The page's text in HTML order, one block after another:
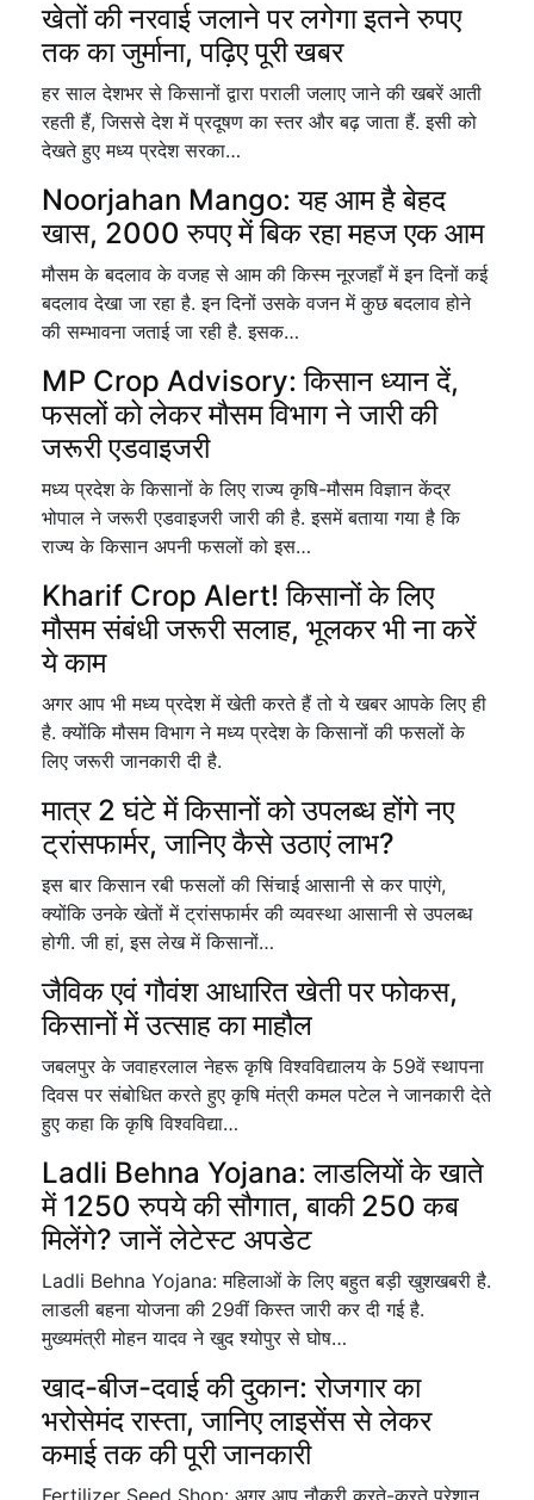
खेतों की नरवाई जलाने पर लगेगा इतने रुपए
तक का जुर्माना, पढ़िए पूरी खबर
हर साल देशभर से किसानों द्वारा पराली जलाए जाने की खबरें आती
रहती हैं, जिससे देश में प्रदूषण का स्तर और बढ़ जाता हैं. इसी को
देखते हुए मध्य प्रदेश सरका…
Noorjahan Mango: यह आम है बेहद
खास, 2000 रुपए में बिक रहा महज एक आम
मौसम के बदलाव के वजह से आम की किस्म नूरजहाँ में इन दिनों कई
बदलाव देखा जा रहा है. इन दिनों उसके वजन में कुछ बदलाव होने
की सम्भावना जताई जा रही है. इसक…
MP Crop Advisory: किसान ध्‍यान दें,
फसलों को लेकर मौसम विभाग ने जारी की
जरूरी एडवाइजरी
मध्य प्रदेश के किसानों के लिए राज्य कृषि-मौसम विज्ञान केंद्र
भोपाल ने जरूरी एडवाइजरी जारी की है. इसमें बताया गया है कि
राज्य के किसान अपनी फसलों को इस…
Kharif Crop Alert! किसानों के लिए
मौसम संबंधी जरूरी सलाह, भूलकर भी ना करें
ये काम
अगर आप भी मध्य प्रदेश में खेती करते हैं तो ये खबर आपके लिए ही
है. क्योंकि मौसम विभाग ने मध्य प्रदेश के किसानों की फसलों के
लिए जरूरी जानकारी दी है.
मात्र 2 घंटे में किसानों को उपलब्ध होंगे नए
ट्रांसफार्मर, जानिए कैसे उठाएं लाभ?
इस बार किसान रबी फसलों की सिंचाई आसानी से कर पाएंगे,
क्योंकि उनके खेतों में ट्रांसफार्मर की व्यवस्था आसानी से उपलब्ध
होगी. जी हां, इस लेख में किसानों…
जैविक एवं गौवंश आधारित खेती पर फोकस,
किसानों में उत्साह का माहौल
जबलपुर के जवाहरलाल नेहरू कृषि विश्वविद्यालय के 59वें स्थापना
दिवस पर संबोधित करते हुए कृषि मंत्री कमल पटेल ने जानकारी देते
हुए कहा कि कृषि विश्वविद्या…
Ladli Behna Yojana: लाडलियों के खाते
में 1250 रुपये की सौगात, बाकी 250 कब
मिलेंगे? जानें लेटेस्ट अपडेट
Ladli Behna Yojana: महिलाओं के लिए बहुत बड़ी खुशखबरी है.
लाडली बहना योजना की 29वीं किस्त जारी कर दी गई है.
मुख्यमंत्री मोहन यादव ने खुद श्योपुर से घोष…
खाद-बीज-दवाई की दुकान: रोजगार का
भरोसेमंद रास्ता, जानिए लाइसेंस से लेकर
कमाई तक की पूरी जानकारी
Fertilizer Seed Shop: अगर आप नौकरी करते-करते परेशान